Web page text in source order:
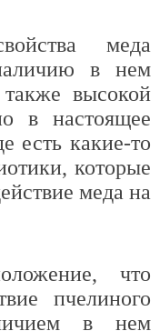
меда
в нем
высокой
в настоящее
есть какие-то
которые
меда на
что
пчелиного
в нем